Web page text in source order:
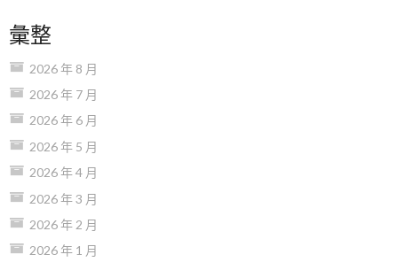
彙整
2026 年 8 月
2026 年 7 月
2026 年 6 月
2026 年 5 月
2026 年 4 月
2026 年 3 月
2026 年 2 月
2026 年 1 月